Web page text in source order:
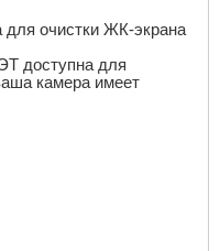
для очистки ЖК-экрана
доступна для
камера имеет